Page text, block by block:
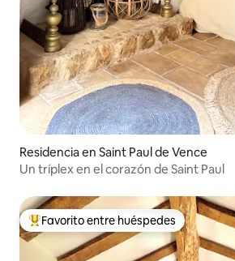
Residencia en Saint Paul de Vence
Un tríplex en el corazón de Saint Paul
De los mejores en Favorito entre
Favorito entre huéspedes